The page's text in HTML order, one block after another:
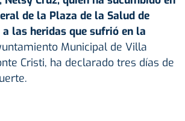
de la Plaza de la Salud de
las heridas que sufrió en la
Municipal de Villa
Cristi, ha declarado tres días de